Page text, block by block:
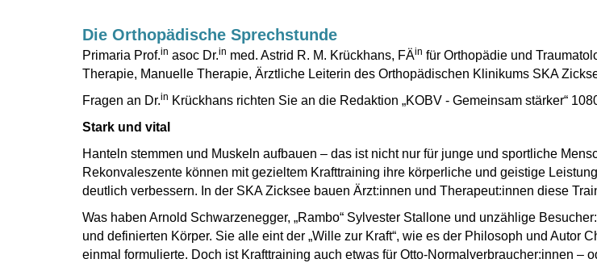
Die Orthopädische Sprechstunde
Primaria Prof.in asoc Dr.in med. Astrid R. M. Krückhans, FÄin für Orthopädie und
Therapie, Manuelle Therapie, Ärztliche Leiterin des Orthopädischen Klinikums SKA
Fragen an Dr.in Krückhans richten Sie an die Redaktion „KOBV - Gemeinsam stärker“
Stark und vital
Hanteln stemmen und Muskeln aufbauen – das ist nicht nur für junge und sportliche
Rekonvaleszente können mit gezieltem Krafttraining ihre körperliche und geistige
deutlich verbessern. In der SKA Zicksee bauen Ärzt:innen und Therapeut:innen diese
Was haben Arnold Schwarzenegger, „Rambo“ Sylvester Stallone und unzählige
und definierten Körper. Sie alle eint der „Wille zur Kraft“, wie es der Philosoph und Autor
einmal formulierte. Doch ist Krafttraining auch etwas für Otto-Normalverbraucher:innen –